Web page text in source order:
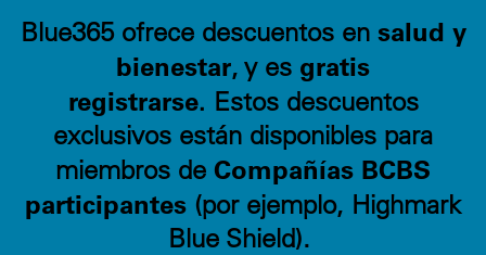
Blue365 ofrece descuentos en salud y
bienestar, y es gratis
registrarse. Estos descuentos
exclusivos están disponibles para
miembros de Compañías BCBS
participantes (por ejemplo, Highmark
Blue Shield).